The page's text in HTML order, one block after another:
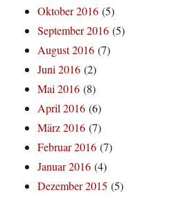
Oktober 2016 (5)
September 2016 (5)
August 2016 (7)
Juni 2016 (2)
Mai 2016 (8)
April 2016 (6)
März 2016 (7)
Februar 2016 (7)
Januar 2016 (4)
Dezember 2015 (5)